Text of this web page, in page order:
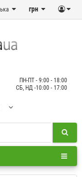
грн
ПН-ПТ - 9:00 - 18:00
СБ, НД -10:00 - 17:00